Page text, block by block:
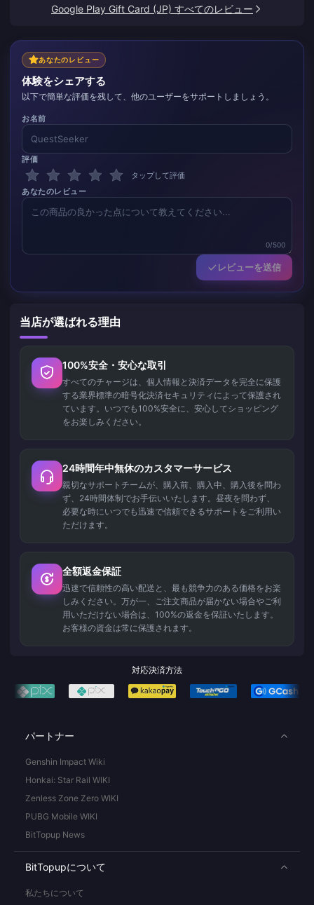
Google Play Gift Card (JP) すべてのレビュー
あなたのレビュー
体験をシェアする
以下で簡単な評価を残して、他のユーザーをサポートしましょう。
お名前
評価
タップして評価
あなたのレビュー
0/500
レビューを送信
当店が選ばれる理由
100%安全・安心な取引
すべてのチャージは、個人情報と決済データを完全に保護
する業界標準の暗号化決済セキュリティによって保護され
ています。いつでも100%安全に、安心してショッピング
をお楽しみください。
24時間年中無休のカスタマーサービス
親切なサポートチームが、購入前、購入中、購入後を問わ
ず、24時間体制でお手伝いいたします。昼夜を問わず、
必要な時にいつでも迅速で信頼できるサポートをご利用い
ただけます。
全額返金保証
迅速で信頼性の高い配送と、最も競争力のある価格をお楽
しみください。万が一、ご注文商品が届かない場合やご利
用いただけない場合は、100%の返金を保証いたします。
お客様の資金は常に保護されます。
対応決済方法
パートナー
Genshin Impact Wiki
Honkai: Star Rail WIKI
Zenless Zone Zero WIKI
PUBG Mobile WIKI
BitTopup News
BitTopupについて
私たちについて